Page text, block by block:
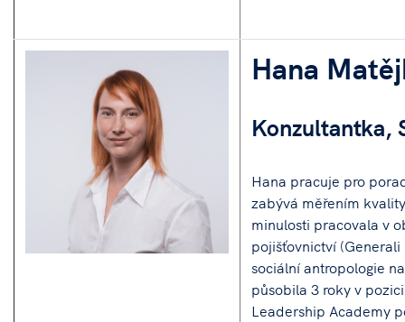
Hana
Konzultantka,
Hana pracuje pro
zabývá měřením
minulosti pracovala v
pojišťovnictví
sociální antropologie
působila 3 roky v
Leadership Academy